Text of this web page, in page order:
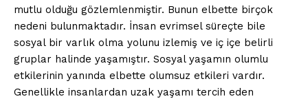
mutlu olduğu gözlemlenmiştir. Bunun elbette birçok
nedeni bulunmaktadır. İnsan evrimsel süreçte bile
sosyal bir varlık olma yolunu izlemiş ve iç içe belirli
gruplar halinde yaşamıştır. Sosyal yaşamın olumlu
etkilerinin yanında elbette olumsuz etkileri vardır.
Genellikle insanlardan uzak yaşamı tercih eden